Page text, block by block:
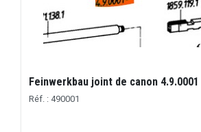
Feinwerkbau joint de canon 4.9.0001
Réf. : 490001